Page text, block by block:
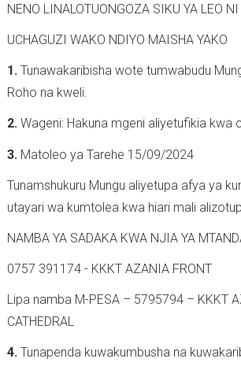
t
e
NENO LINALOTUONGOZA SIKU YA LEO NI
UCHAGUZI WAKO NDIYO MAISHA YAKO
1. Tunawakaribisha wote tumwabudu
Roho na kweli.
2. Wageni: Hakuna mgeni aliyetufikia kwa
3. Matoleo ya Tarehe 15/09/2024
Tunamshukuru Mungu aliyetupa afya ya
utayari wa kumtolea kwa hiari mali
NAMBA YA SADAKA KWA NJIA YA
0757 391174 - KKKT AZANIA FRONT
Lipa namba M-PESA – 5795794 – KKKT
CATHEDRAL
4. Tunapenda kuwakumbusha na